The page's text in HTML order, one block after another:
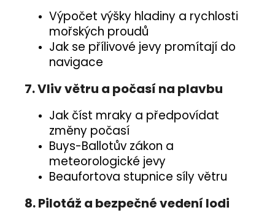
Výpočet výšky hladiny a rychlosti
mořských proudů
Jak se přílivové jevy promítají do
navigace
7. Vliv větru a počasí na plavbu
Jak číst mraky a předpovídat
změny počasí
Buys-Ballotův zákon a
meteorologické jevy
Beaufortova stupnice síly větru
8. Pilotáž a bezpečné vedení lodi